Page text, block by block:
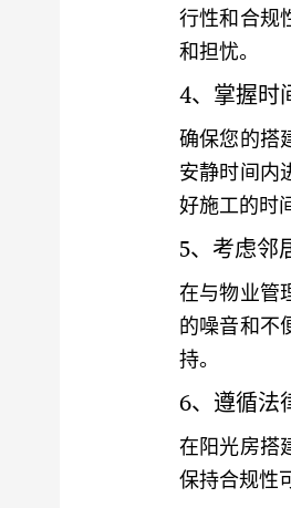
行性和合规
和担忧。
4、掌握时
确保您的搭
安静时间内
好施工的时
5、考虑邻
在与物业管
的噪音和不
持。
6、遵循法
在阳光房搭
保持合规性